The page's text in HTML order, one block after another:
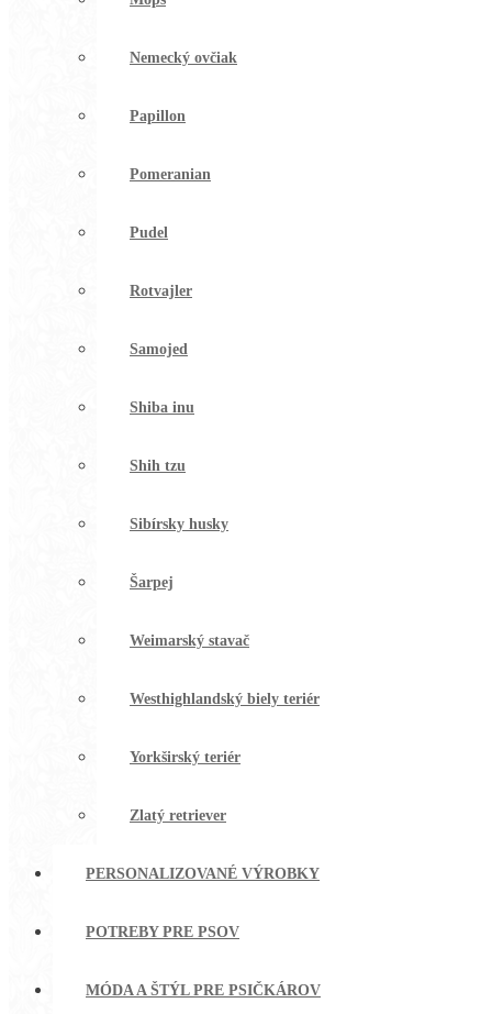
Nemecký ovčiak
Papillon
Pomeranian
Pudel
Rotvajler
Samojed
Shiba inu
Shih tzu
Sibírsky husky
Šarpej
Weimarský stavač
Westhighlandský biely teriér
Yorkširský teriér
Zlatý retriever
PERSONALIZOVANÉ VÝROBKY
POTREBY PRE PSOV
MÓDA A ŠTÝL PRE PSIČKÁROV